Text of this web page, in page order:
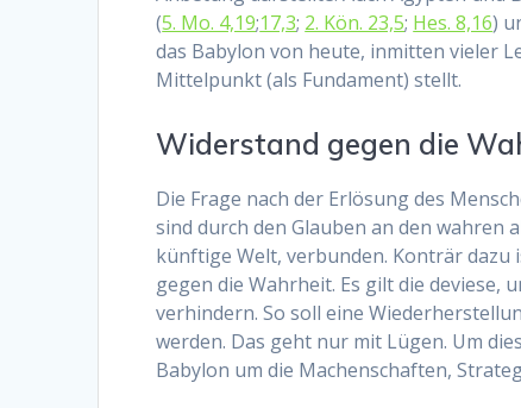
(5. Mo. 4,19;17,3; 2. Kön. 23,5; Hes. 8,16)
das Babylon von heute, inmitten vieler
Mittelpunkt (als Fundament) stellt.
Widerstand gegen die
Die Frage nach der Erlösung des
sind durch den Glauben an den wahren
künftige Welt, verbunden. Konträr dazu
gegen die Wahrheit. Es gilt die deviese,
verhindern. So soll eine
werden. Das geht nur mit Lügen. Um
Babylon um die Machenschaften,